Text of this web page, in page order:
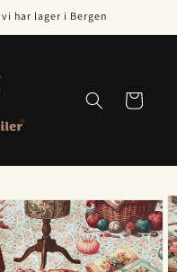
har lager i Bergen
Handlekurv